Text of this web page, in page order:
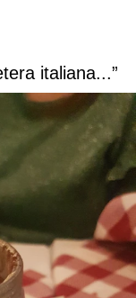
italiana...”